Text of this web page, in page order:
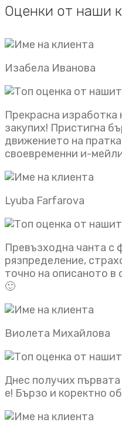
Оценки от наши
Изабела Иванова
Прекрасна изработка
закупих! Пристигна
движението на
своевременни и-
Lyuba Farfarova
Превъзходна чанта с
рязпределение,
точно на описаното
🙂
Виолета Михайлова
Днес получих
е! Бързо и коректно